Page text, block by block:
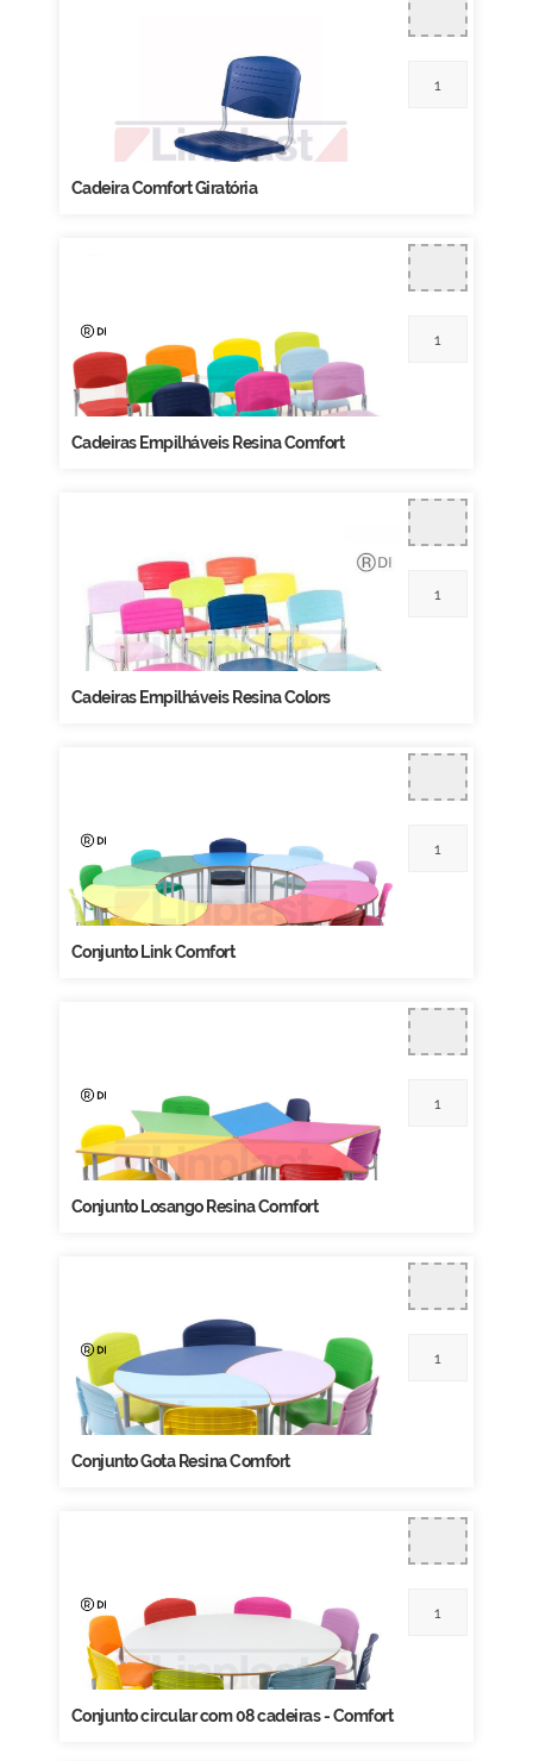
Cadeira Comfort Giratória
Cadeiras Empilháveis Resina Comfort
Cadeiras Empilháveis Resina Colors
Conjunto Link Comfort
Conjunto Losango Resina Comfort
Conjunto Gota Resina Comfort
Conjunto circular com 08 cadeiras - Comfort